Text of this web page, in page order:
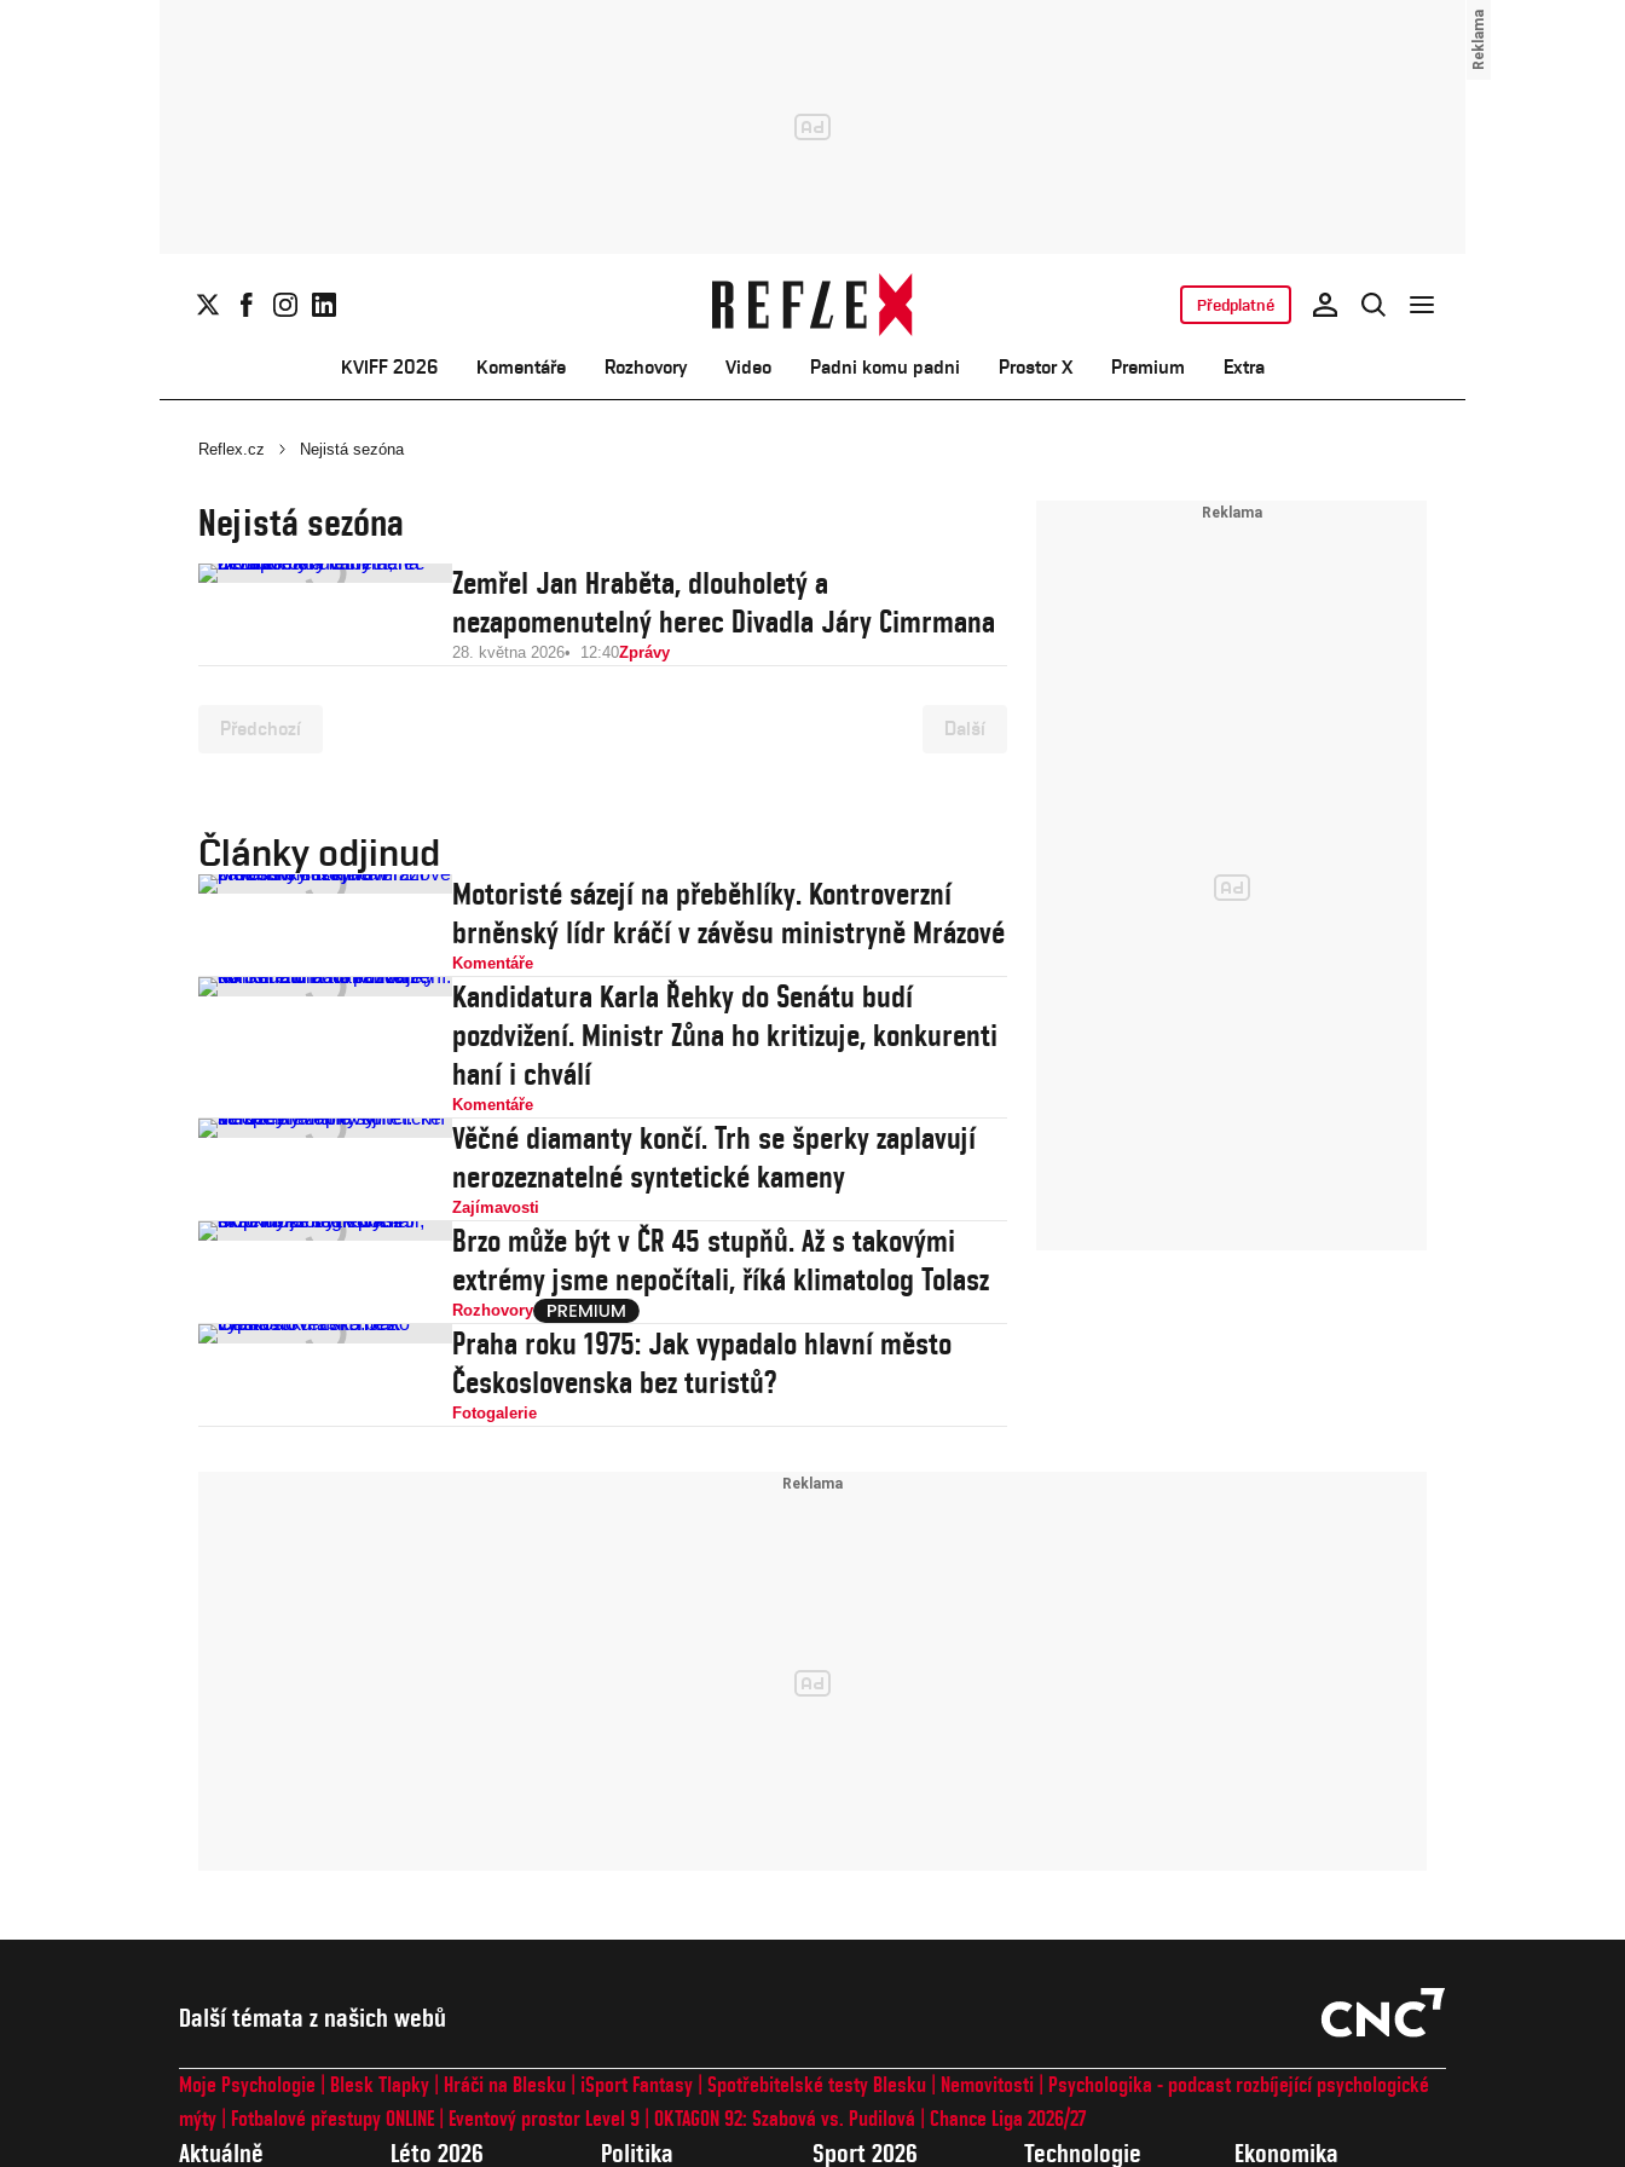
KVIFF 2026 Komentáře Rozhovory Video Padni komu padni Prostor X Premium Extra
Předplatné
Reflex.cz Nejistá sezóna
Nejistá sezóna
Zemřel Jan Hraběta, dlouholetý a
nezapomenutelný herec Divadla Járy Cimrmana
28. května 2026 12:40Zprávy
Předchozí Další
Články odjinud
Motoristé sázejí na přeběhlíky. Kontroverzní
brněnský lídr kráčí v závěsu ministryně Mrázové
Komentáře
Kandidatura Karla Řehky do Senátu budí
pozdvižení. Ministr Zůna ho kritizuje, konkurenti
haní i chválí
Komentáře
Věčné diamanty končí. Trh se šperky zaplavují
nerozeznatelné syntetické kameny
Zajímavosti
Brzo může být v ČR 45 stupňů. Až s takovými
extrémy jsme nepočítali, říká klimatolog Tolasz
Rozhovory
Praha roku 1975: Jak vypadalo hlavní město
Československa bez turistů?
Fotogalerie
Další témata z našich webů
Moje Psychologie Blesk Tlapky Hráči na Blesku iSport Fantasy Spotřebitelské testy Blesku Nemovitosti
Psychologika - podcast rozbíjející psychologické
mýty
Fotbalové přestupy ONLINE Eventový prostor Level 9 OKTAGON 92: Szabová vs. Pudilová Chance Liga 2026/27
Aktuálně Léto 2026 Politika Sport 2026 Technologie Ekonomika